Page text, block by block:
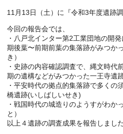
11月13日（土）に『令和3年度遺跡
今回の報告会では、
・八戸北インター第2工業団地の開
期後葉〜前期前葉の集落跡がみつか
き）
・史跡の内容確認調査で、縄文時代
期の遺構などがみつかった一王寺遺
・平安時代の拠点的集落跡で多くの
橋遺跡(いしばしいせき)
・戦国時代の城造りのようすがわか
と）
以上４遺跡の調査成果を報告しました